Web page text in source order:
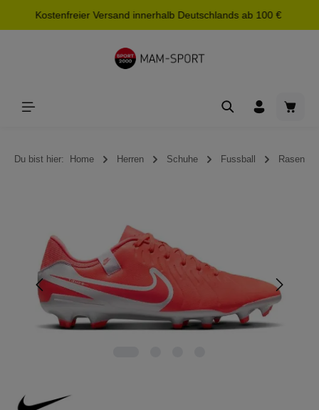
springen
Kostenfreier Versand innerhalb Deutschlands ab 100 €
Du bist hier: Home Herren Schuhe Fussball Rasen